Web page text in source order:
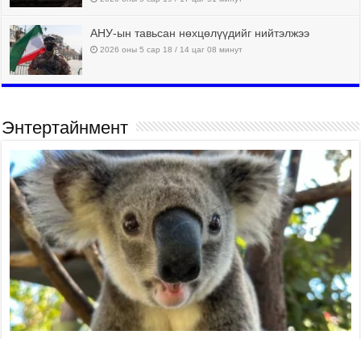
АНУ-ын тавьсан нөхцөлүүдийг нийтэлжээ
2026 оны 5 сар 18 / 14 цаг 08 минут
Энтертайнмент